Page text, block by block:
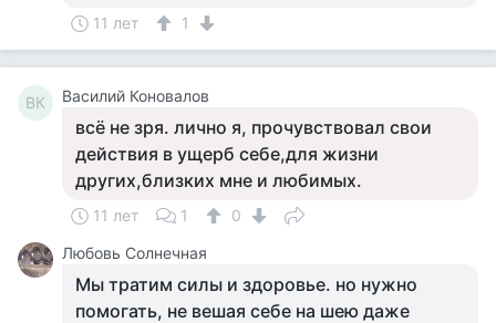
11 лет 1
ВК Василий Коновалов
всё не зря. лично я, прочувствовал свои
действия в ущерб себе,для жизни
других,близких мне и любимых.
11 лет 1
0
Любовь Солнечная
Мы тратим силы и здоровье. но нужно
помогать, не вешая себе на шею даже